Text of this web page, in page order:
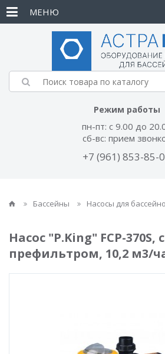
Режим работы
пн-пт: с 9.00 до
сб-вс: прием
+7 (961) 853-85-
МЕНЮ
Бассейны Насосы для
Насос "P.King" FCP-370S, с
префильтром, 10,2 м3/